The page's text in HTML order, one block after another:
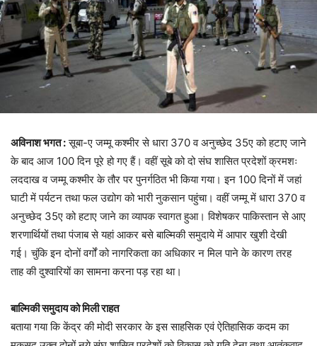
अविनाश भगत :सूबा-ए जम्मू कश्मीर से धारा 370 व अनुच्छेद 35ए को हटाए जाने
के बाद आज 100 दिन पूरे हो गए हैं। वहीं सूबे को दो संघ शासित प्रदेशों क्रमशः
लददाख व जम्मू कश्मीर के तौर पर पुनर्गठित भी किया गया। इन 100 दिनों में जहां
घाटी में पर्यटन तथा फल उद्योग को भारी नुकसान पहुंचा। वहीं जम्मू में धारा 370 व
अनुच्छेद 35ए को हटाए जाने का व्यापक स्वागत हुआ। विशेषकर पाकिस्तान से आए
शरणार्थियों तथा पंजाब से यहां आकर बसे बाल्मिकी समुदाये में आपार खुशी देखी
गई। चुंकि इन दोनों वर्गों को नागरिकता का अधिकार न मिल पाने के कारण तरह
ताह की दुश्वारियों का सामना करना पड़ रहा था।
बाल्मिकी समुदाय को मिली राहत
बताया गया कि केंद्र की मोदी सरकार के इस साहसिक एवं ऐतिहासिक कदम का